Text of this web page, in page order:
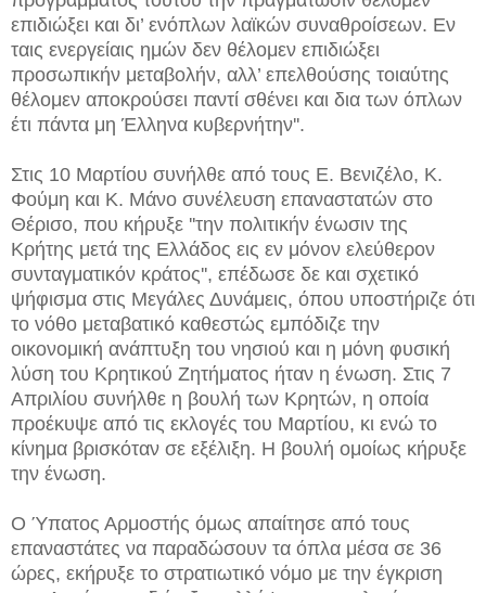
επιδιώξει και δι’ ενόπλων λαϊκών συναθροίσεων. Εν
ταις ενεργείαις ημών δεν θέλομεν επιδιώξει
προσωπικήν μεταβολήν, αλλ’ επελθούσης τοιαύτης
θέλομεν αποκρούσει παντί σθένει και δια των όπλων
έτι πάντα μη Έλληνα κυβερνήτην''.
Στις 10 Μαρτίου συνήλθε από τους Ε. Βενιζέλο, Κ.
Φούμη και Κ. Μάνο συνέλευση επαναστατών στο
Θέρισο, που κήρυξε ''την πολιτικήν ένωσιν της
Κρήτης μετά της Ελλάδος εις εν μόνον ελεύθερον
συνταγματικόν κράτος'', επέδωσε δε και σχετικό
ψήφισμα στις Μεγάλες Δυνάμεις, όπου υποστήριζε ότι
το νόθο μεταβατικό καθεστώς εμπόδιζε την
οικονομική ανάπτυξη του νησιού και η μόνη φυσική
λύση του Κρητικού Ζητήματος ήταν η ένωση. Στις 7
Απριλίου συνήλθε η βουλή των Κρητών, η οποία
προέκυψε από τις εκλογές του Μαρτίου, κι ενώ το
κίνημα βρισκόταν σε εξέλιξη. Η βουλή ομοίως κήρυξε
την ένωση.
Ο Ύπατος Αρμοστής όμως απαίτησε από τους
επαναστάτες να παραδώσουν τα όπλα μέσα σε 36
ώρες, εκήρυξε το στρατιωτικό νόμο με την έγκριση